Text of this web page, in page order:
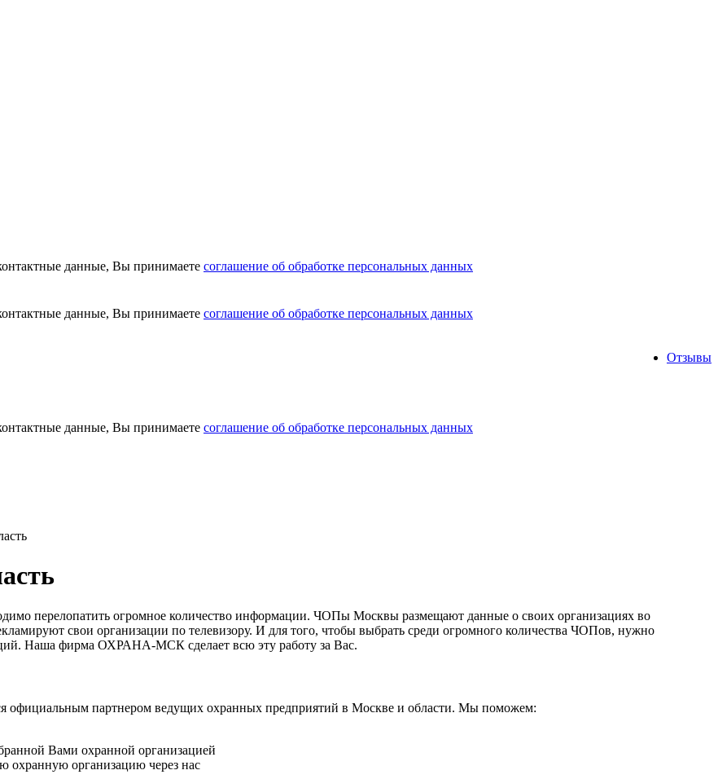
данные, Вы принимаете соглашение об обработке персональных данных
данные, Вы принимаете соглашение об обработке персональных данных
Отзывы
данные, Вы принимаете соглашение об обработке персональных данных
перелопатить огромное количество информации. ЧОПы Москвы размещают данные о своих организациях во
свои организации по телевизору. И для того, чтобы выбрать среди огромного количества ЧОПов, нужно
Наша фирма ОХРАНА-МСК сделает всю эту работу за Вас.
партнером ведущих охранных предприятий в Москве и области. Мы поможем:
Вами охранной организацией
охранную организацию через нас